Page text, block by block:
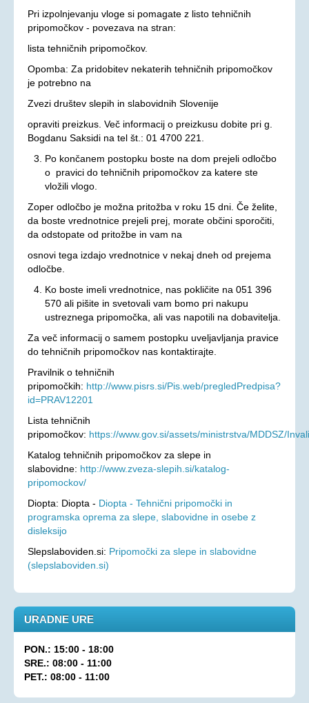
KONTAKT
Pri izpolnjevanju vloge si pomagate z listo tehničnih
pripomočkov - povezava na stran:
lista tehničnih pripomočkov.
Opomba: Za pridobitev nekaterih tehničnih pripomočkov
je potrebno na
Zvezi društev slepih in slabovidnih Slovenije
opraviti preizkus. Več informacij o preizkusu dobite pri g.
Bogdanu Saksidi na tel št.: 01 4700 221.
Po končanem postopku boste na dom prejeli odločbo
o pravici do tehničnih pripomočkov za katere ste
vložili vlogo.
Zoper odločbo je možna pritožba v roku 15 dni. Če želite,
da boste vrednotnice prejeli prej, morate občini sporočiti,
da odstopate od pritožbe in vam na
osnovi tega izdajo vrednotnice v nekaj dneh od prejema
odločbe.
Ko boste imeli vrednotnice, nas pokličite na 051 396
570 ali pišite in svetovali vam bomo pri nakupu
ustreznega pripomočka, ali vas napotili na dobavitelja.
Za več informacij o samem postopku uveljavljanja pravice
do tehničnih pripomočkov nas kontaktirajte.
Pravilnik o tehničnih
pripomočkih: http://www.pisrs.si/Pis.web/pregledPredpisa?
id=PRAV12201
Lista tehničnih
pripomočkov: https://www.gov.si/assets/ministrstva/MDDSZ/
Katalog tehničnih pripomočkov za slepe in
slabovidne: http://www.zveza-slepih.si/katalog-
pripomockov/
Diopta: Diopta - Diopta - Tehnični pripomočki in
programska oprema za slepe, slabovidne in osebe z
disleksijo
Slepslaboviden.si: Pripomočki za slepe in slabovidne
(slepslaboviden.si)
URADNE URE
PON.: 15:00 - 18:00
SRE.: 08:00 - 11:00
PET.: 08:00 - 11:00